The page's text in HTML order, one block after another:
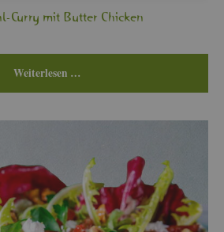
Curry mit But­ter Chi­cken
Wei­ter­le­sen …